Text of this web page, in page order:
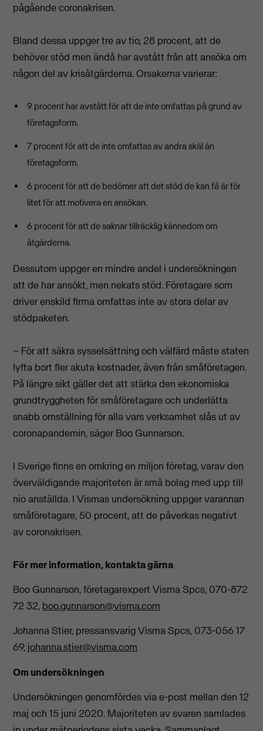
pågående coronakrisen.
Bland dessa uppger tre av tio, 28 procent, att de
behöver stöd men ändå har avstått från att ansöka om
någon del av krisåtgärderna. Orsakerna varierar:
9 procent har avstått för att de inte omfattas på grund av
företagsform.
7 procent för att de inte omfattas av andra skäl än
företagsform.
6 procent för att de bedömer att det stöd de kan få är för
litet för att motivera en ansökan.
6 procent för att de saknar tillräcklig kännedom om
åtgärderna.
Dessutom uppger en mindre andel i undersökningen
att de har ansökt, men nekats stöd. Företagare som
driver enskild firma omfattas inte av stora delar av
stödpaketen.
– För att säkra sysselsättning och välfärd måste staten
lyfta bort fler akuta kostnader, även från småföretagen.
På längre sikt gäller det att stärka den ekonomiska
grundtryggheten för småföretagare och underlätta
snabb omställning för alla vars verksamhet slås ut av
coronapandemin, säger Boo Gunnarson.
I Sverige finns en omkring en miljon företag, varav den
överväldigande majoriteten är små bolag med upp till
nio anställda. I Vismas undersökning uppger varannan
småföretagare, 50 procent, att de påverkas negativt
av coronakrisen.
För mer information, kontakta gärna
Boo Gunnarson, företagarexpert Visma Spcs, 070-872
72 32, boo.gunnarson@visma.com
Johanna Stier, pressansvarig Visma Spcs, 073-056 17
69, johanna.stier@visma.com
Om undersökningen
Undersökningen genomfördes via e-post mellan den 12
maj och 15 juni 2020. Majoriteten av svaren samlades